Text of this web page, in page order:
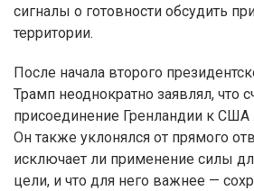
сигналы о готовности обсудить
территории.
После начала второго
Трамп неоднократно заявлял, что
присоединение Гренландии к
Он также уклонялся от прямого
исключает ли применение силы
цели, и что для него важнее —